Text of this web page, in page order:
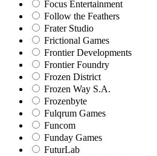
Focus Entertainment
Follow the Feathers
Frater Studio
Frictional Games
Frontier Developments
Frontier Foundry
Frozen District
Frozen Way S.A.
Frozenbyte
Fulqrum Games
Funcom
Funday Games
FuturLab